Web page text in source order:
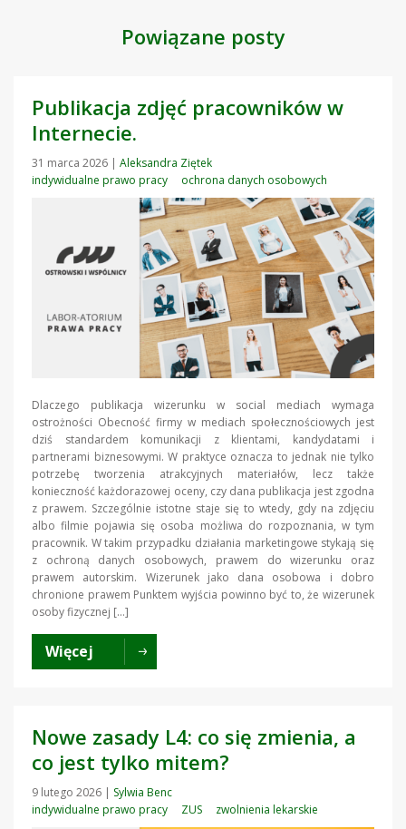
Powiązane posty
Publikacja zdjęć pracowników w
Internecie.
31 marca 2026 | Aleksandra Ziętek
indywidualne prawo pracy
ochrona danych osobowych
Dlaczego publikacja wizerunku w social mediach wymaga
ostrożności Obecność firmy w mediach społecznościowych jest
dziś standardem komunikacji z klientami, kandydatami i
partnerami biznesowymi. W praktyce oznacza to jednak nie tylko
potrzebę tworzenia atrakcyjnych materiałów, lecz także
konieczność każdorazowej oceny, czy dana publikacja jest zgodna
z prawem. Szczególnie istotne staje się to wtedy, gdy na zdjęciu
albo filmie pojawia się osoba możliwa do rozpoznania, w tym
pracownik. W takim przypadku działania marketingowe stykają się
z ochroną danych osobowych, prawem do wizerunku oraz
prawem autorskim. Wizerunek jako dana osobowa i dobro
chronione prawem Punktem wyjścia powinno być to, że wizerunek
osoby fizycznej […]
Więcej
Nowe zasady L4: co się zmienia, a
co jest tylko mitem?
9 lutego 2026 | Sylwia Benc
indywidualne prawo pracy
ZUS zwolnienia lekarskie